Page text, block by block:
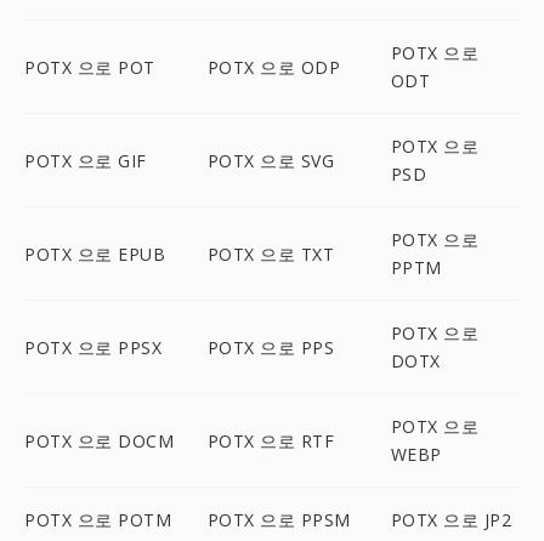
POTX 으로 POT POTX 으로 ODP
POTX 으로
ODT
POTX 으로 GIF POTX 으로 SVG
POTX 으로
PSD
POTX 으로 EPUB POTX 으로 TXT
POTX 으로
PPTM
POTX 으로 PPSX POTX 으로 PPS
POTX 으로
DOTX
POTX 으로 DOCM POTX 으로 RTF
POTX 으로
WEBP
POTX 으로 POTM POTX 으로 PPSM POTX 으로 JP2